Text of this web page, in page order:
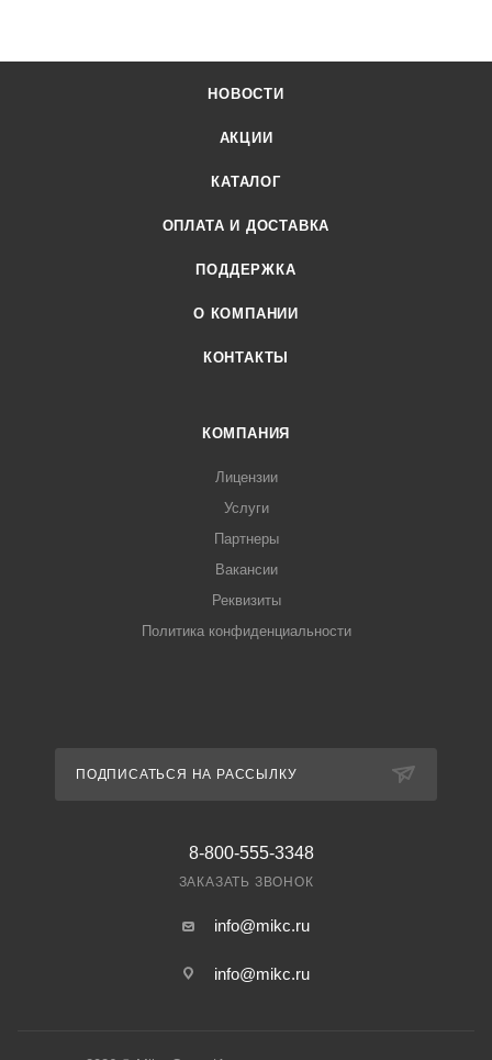
НОВОСТИ
АКЦИИ
КАТАЛОГ
ОПЛАТА И ДОСТАВКА
ПОДДЕРЖКА
О КОМПАНИИ
КОНТАКТЫ
КОМПАНИЯ
Лицензии
Услуги
Партнеры
Вакансии
Реквизиты
Политика конфиденциальности
ПОДПИСАТЬСЯ НА РАССЫЛКУ
8-800-555-3348
ЗАКАЗАТЬ ЗВОНОК
info@mikc.ru
info@mikc.ru